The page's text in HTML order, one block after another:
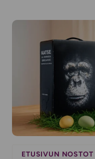
ETUSIVUN NOSTOT